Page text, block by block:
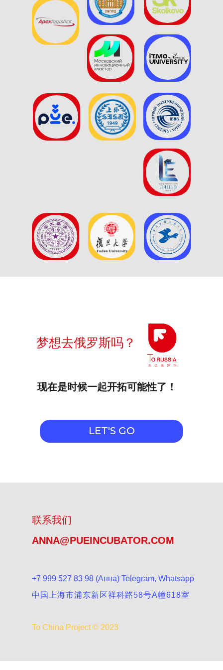
梦想去俄罗斯吗？
现在是时候一起开拓可能性了！
LET'S GO
ANNA@PUEINCUBATOR.COM
联系我们
To China Project © 2023
中国上海市浦东新区祥科路58号A幢618室
+7 999 527 83 98‬ (Анна) Telegram, Whatsapp